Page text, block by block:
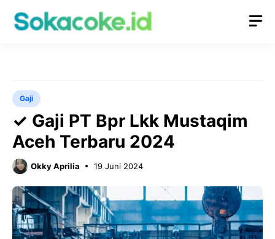
Gaji
✓ Gaji PT Bpr Lkk Mustaqim
Aceh Terbaru 2024
Okky Aprilia 19 Juni 2024